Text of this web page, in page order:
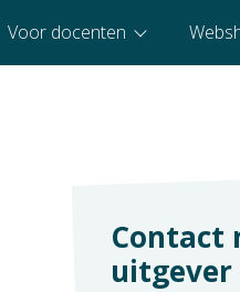
Voor docenten
Contact
uitgever